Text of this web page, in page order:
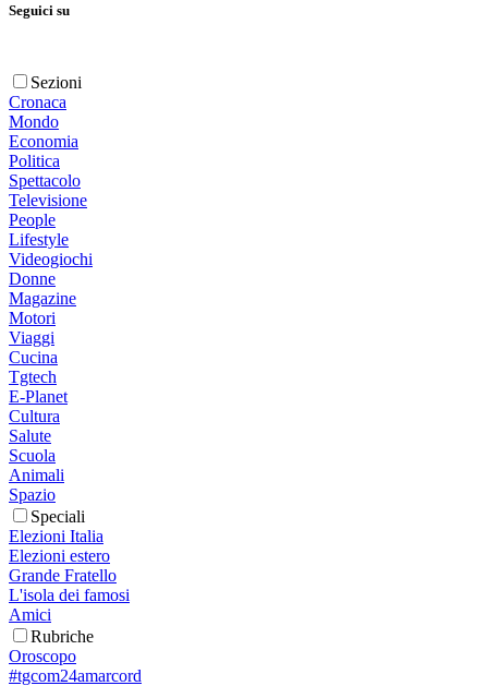
Seguici su
Sezioni
Cronaca
Mondo
Economia
Politica
Spettacolo
Televisione
People
Lifestyle
Videogiochi
Donne
Magazine
Motori
Viaggi
Cucina
Tgtech
E-Planet
Cultura
Salute
Scuola
Animali
Spazio
Speciali
Elezioni Italia
Elezioni estero
Grande Fratello
L'isola dei famosi
Amici
Rubriche
Oroscopo
#tgcom24amarcord